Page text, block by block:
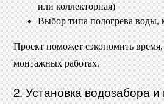
или коллекторная)
Выбор типа подогрева воды,
Проект поможет сэкономить
монтажных работах.
2. Установка водозабора и